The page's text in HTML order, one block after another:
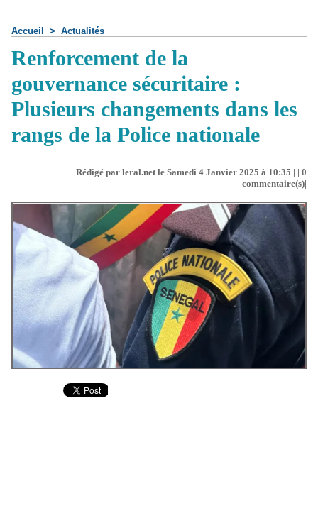
Accueil > Actualités
Renforcement de la
gouvernance sécuritaire :
Plusieurs changements dans les
rangs de la Police nationale
Rédigé par leral.net le Samedi 4 Janvier 2025 à 10:35 | | 0
commentaire(s)|